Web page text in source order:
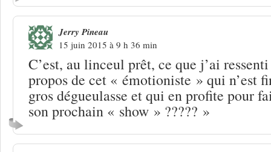
Jerry Pineau
15 juin 2015 à 9 h 36 min
C’est, au linceul prêt, ce que j’ai
propos de cet « émotioniste » qui n’est
gros dégueulasse et qui en profite pour
son prochain « show » ????? »